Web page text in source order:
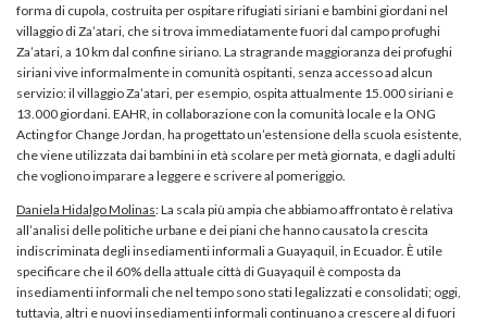
forma di cupola, costruita per ospitare rifugiati siriani e bambini giordani nel
villaggio di Za’atari, che si trova immediatamente fuori dal campo profughi
Za’atari, a 10 km dal confine siriano. La stragrande maggioranza dei profughi
siriani vive informalmente in comunità ospitanti, senza accesso ad alcun
servizio: il villaggio Za’atari, per esempio, ospita attualmente 15.000 siriani e
13.000 giordani. EAHR, in collaborazione con la comunità locale e la ONG
Acting for Change Jordan, ha progettato un’estensione della scuola esistente,
che viene utilizzata dai bambini in età scolare per metà giornata, e dagli adulti
che vogliono imparare a leggere e scrivere al pomeriggio.
Daniela Hidalgo Molinas: La scala più ampia che abbiamo affrontato è relativa
all’analisi delle politiche urbane e dei piani che hanno causato la crescita
indiscriminata degli insediamenti informali a Guayaquil, in Ecuador. È utile
specificare che il 60% della attuale città di Guayaquil è composta da
insediamenti informali che nel tempo sono stati legalizzati e consolidati; oggi,
tuttavia, altri e nuovi insediamenti informali continuano a crescere al di fuori